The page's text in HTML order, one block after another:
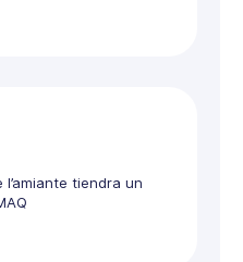
l’amiante tiendra un